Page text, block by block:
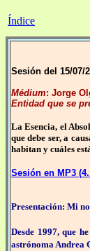
Índice
Sesión del 15/07/
Médium: Jorge
Entidad que se
La Esencia, el
que debe ser, a
habitan y cuáles
Sesión en MP3
Presentación: Mi
Desde 1997, que
astrónoma Andrea